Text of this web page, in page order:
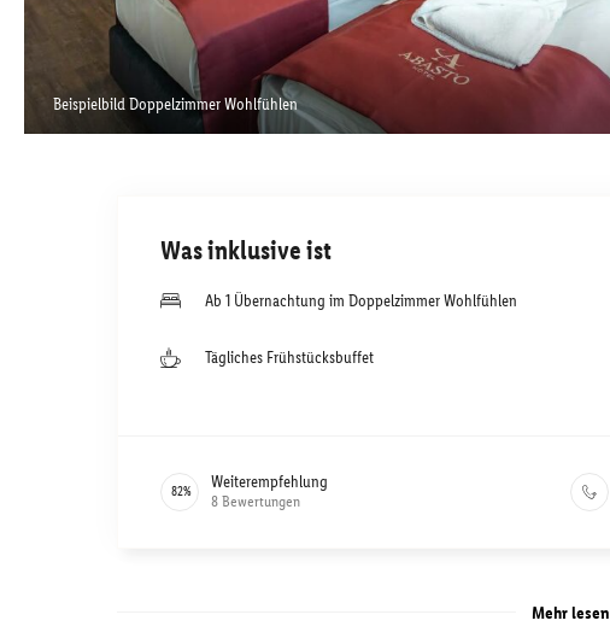
Beispielbild Doppelzimmer Wohlfühlen
Was inklusive ist
Ab 1 Übernachtung im Doppelzimmer Wohlfühlen
Tägliches Frühstücksbuffet
82% Weiterempfehlung
8 Bewertungen
Mehr lesen